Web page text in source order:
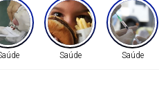
Saúde Saúde